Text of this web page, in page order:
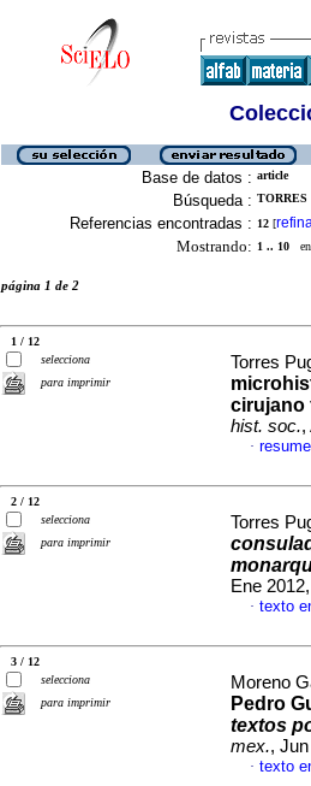
Base de datos : article
Búsqueda :
Referencias encontradas : 12 [
Mostrando: 1 .. 10 en
página 1 de 2
1 / 12
selecciona
para imprimir
Torres
cirujano
hist. soc.,
·
2 / 12
selecciona
para imprimir
Torres
Ene
· texto
3 / 12
selecciona
para imprimir
Moreno
Pedro
textos
mex.,
· texto